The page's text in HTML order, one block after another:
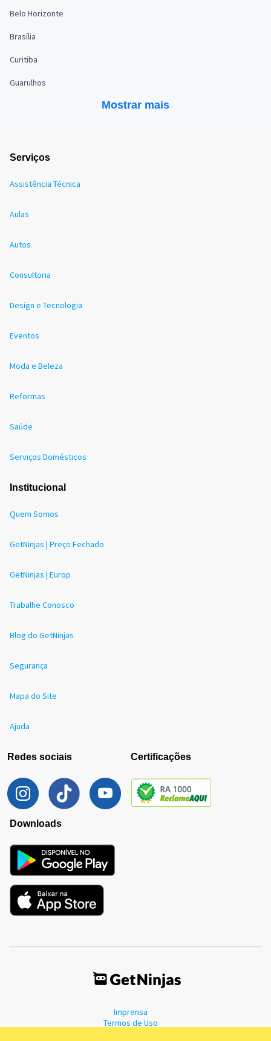
Belo Horizonte
Brasília
Curitiba
Guarulhos
Mostrar mais
Serviços
Assistência Técnica
Aulas
Autos
Consultoria
Design e Tecnologia
Eventos
Moda e Beleza
Reformas
Saúde
Serviços Domésticos
Institucional
Quem Somos
GetNinjas | Preço Fechado
GetNinjas | Europ
Trabalhe Conosco
Blog do GetNinjas
Segurança
Mapa do Site
Ajuda
Redes sociais Certificações
Downloads
Imprensa
Termos de Uso